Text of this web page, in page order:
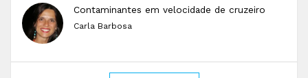
Contaminantes em velocidade de cruzeiro
Carla Barbosa